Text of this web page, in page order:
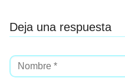
Deja una respuesta